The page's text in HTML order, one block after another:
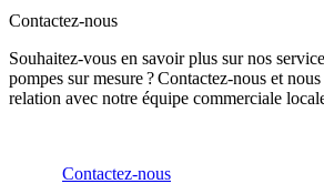
Contactez-nous
Souhaitez-vous en savoir plus sur nos
pompes sur mesure ? Contactez-nous et
relation avec notre équipe commerciale
Contactez-nous